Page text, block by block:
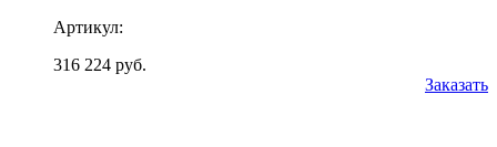
Артикул:
316 224 руб.
Заказать